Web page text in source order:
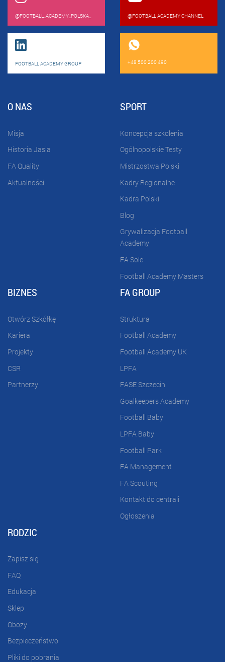
@FOOTBALL_ACADEMY_POLSKA_ @FOOTBALL ACADEMY CHANNEL
FOOTBALL ACADEMY GROUP +48 500 200 490
O NAS
Misja
Historia Jasia
FA Quality
Aktualności
SPORT
Koncepcja szkolenia
Ogólnopolskie Testy
Mistrzostwa Polski
Kadry Regionalne
Kadra Polski
Blog
Grywalizacja Football
Academy
FA Sole
Football Academy Masters
BIZNES
Otwórz Szkółkę
Kariera
Projekty
CSR
Partnerzy
FA GROUP
Struktura
Football Academy
Football Academy UK
LPFA
FASE Szczecin
Goalkeepers Academy
Football Baby
LPFA Baby
Football Park
FA Management
FA Scouting
Kontakt do centrali
Ogłoszenia
RODZIC
Zapisz się
FAQ
Edukacja
Sklep
Obozy
Bezpieczeństwo
Pliki do pobrania